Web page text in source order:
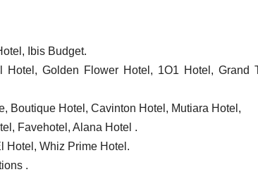
Ibis Budget.
Golden Flower Hotel, 1O1 Hotel, Grand
Boutique Hotel, Cavinton Hotel, Mutiara Hotel,
Favehotel, Alana Hotel .
Hotel, Whiz Prime Hotel.
.